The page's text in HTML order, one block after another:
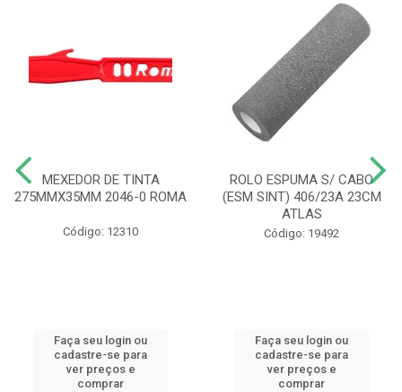
MEXEDOR DE TINTA
275MMX35MM 2046-0 ROMA
Código: 12310
Faça seu login ou
cadastre-se para
ver preços e
comprar
ROLO ESPUMA S/ CABO
(ESM SINT) 406/23A 23CM
ATLAS
Código: 19492
Faça seu login ou
cadastre-se para
ver preços e
comprar